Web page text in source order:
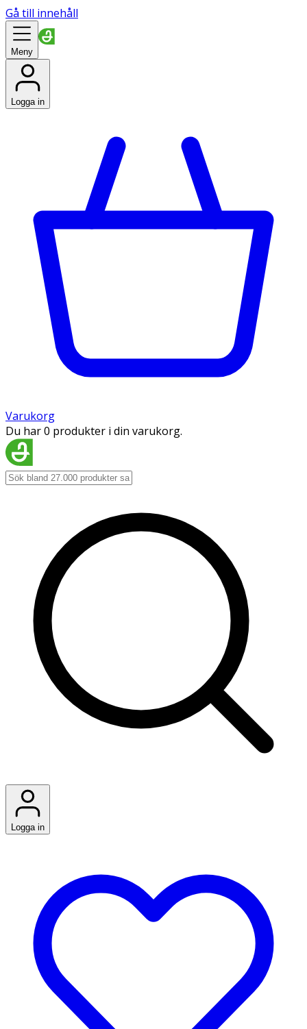
Gå till innehåll
Meny
Logga in
Varukorg
Du har 0 produkter i din varukorg.
Logga in